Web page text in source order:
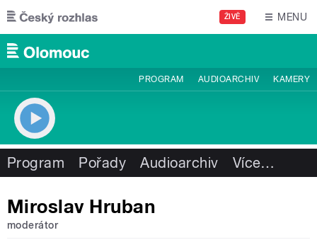
Přejít k hlavnímu obsahu
ŽIVĚ MENU
PROGRAM AUDIOARCHIV KAMERY
Program Pořady Audioarchiv Více…
Miroslav Hruban
moderátor